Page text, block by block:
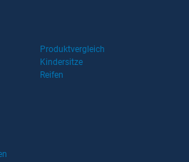
Produktvergleich
Kindersitze
Reifen